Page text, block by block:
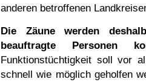
anderen betroffenen
Die Zäune werden
beauftragte Personen
Funktionstüchtigkeit soll vor
schnell wie möglich geholfen